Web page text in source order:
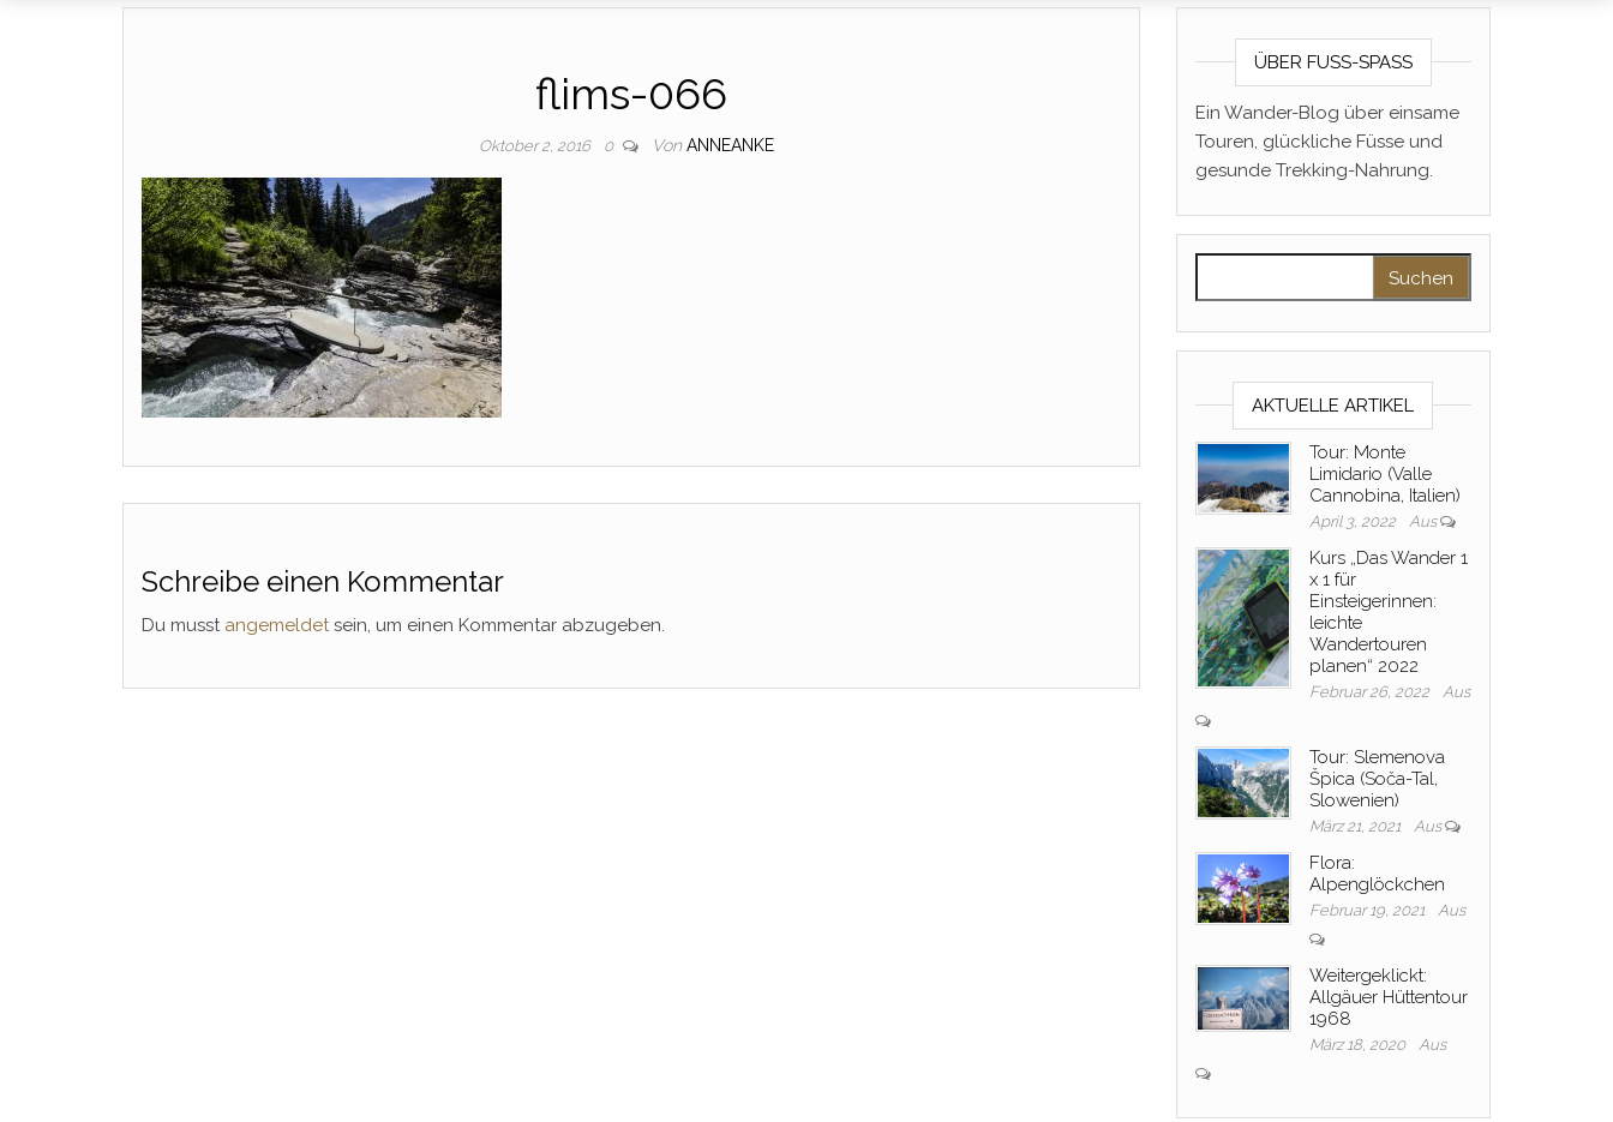
flims-066
Oktober 2, 2016 0 Von ANNEANKE
Schreibe einen Kommentar
Du musst angemeldetsein, um einen Kommentar abzugeben.
ÜBER FUSS-SPASS
Ein Wander-Blog über einsame
Touren, glückliche Füsse und
gesunde Trekking-Nahrung.
AKTUELLE ARTIKEL
Tour: Monte
Limidario (Valle
Cannobina, Italien)
April 3, 2022 Aus
Kurs „Das Wander 1
x 1 für
Einsteigerinnen:
leichte
Wandertouren
planen“ 2022
Februar 26, 2022 Aus
Tour: Slemenova
Špica (Soča-Tal,
Slowenien)
März 21, 2021 Aus
Flora:
Alpenglöckchen
Februar 19, 2021 Aus
Weitergeklickt:
Allgäuer Hüttentour
1968
März 18, 2020 Aus